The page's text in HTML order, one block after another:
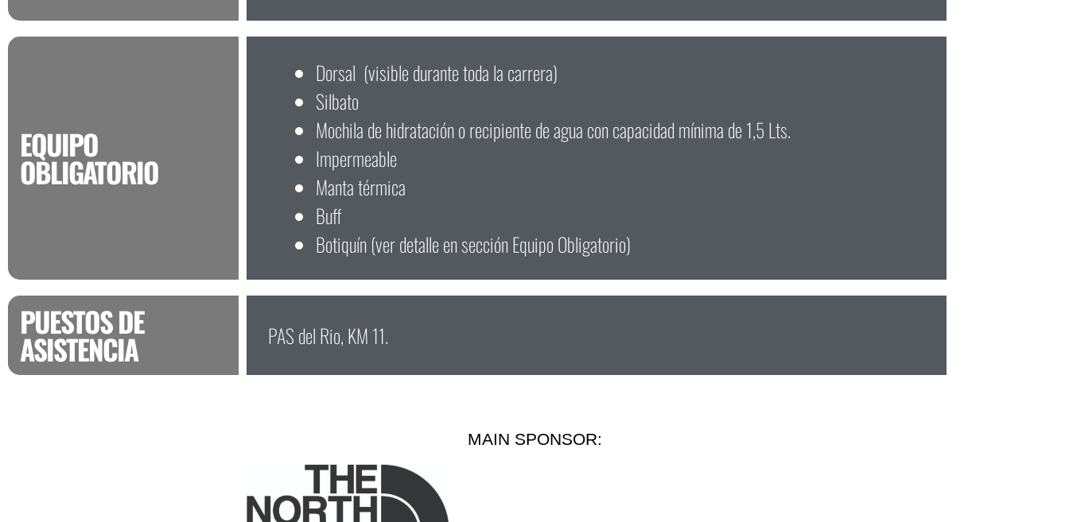
EQUIPO
OBLIGATORIO
Dorsal (visible durante toda la carrera)
Silbato
Mochila de hidratación o recipiente de agua con capacidad mínima de 1,5 Lts.
Impermeable
Manta térmica
Buff
Botiquín (ver detalle en sección Equipo Obligatorio)
PUESTOS DE
ASISTENCIA PAS del Rio, KM 11.
MAIN SPONSOR: